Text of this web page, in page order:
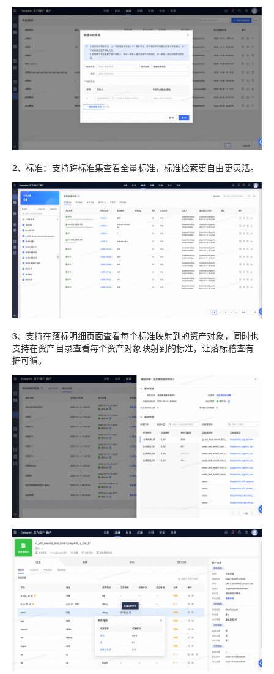
2、标准：支持跨标准集查看全量标准，标准检索更自由更灵活。
3、支持在落标明细页面查看每个标准映射到的资产对象，同时也
支持在资产目录查看每个资产对象映射到的标准，让落标稽查有
据可循。